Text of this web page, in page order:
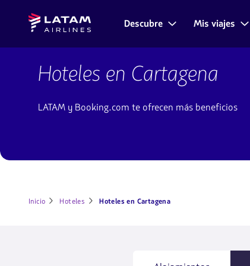
contenido
principal.
Navegación
secciones
usuario.
Latam
Airlines
Descubre Mis viajes
CartagenaHoteles en Cartagena
LATAM y Booking.com te ofrecen más beneficios
Inicio Hoteles Hoteles en Cartagena